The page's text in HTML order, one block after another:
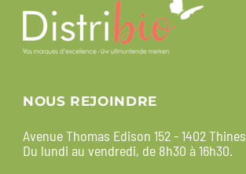
NOUS REJOINDRE
Avenue Thomas Edison 152 - 1402 Thines
Du lundi au vendredi, de 8h30 à 16h30.